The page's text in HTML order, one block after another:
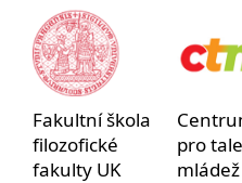
Fakultní škola
filozofické
fakulty UK
pro